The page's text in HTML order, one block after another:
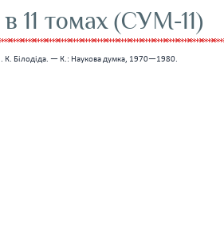
11 томах (СУМ-11)
І. К. Білодіда. — К.: Наукова думка, 1970—1980.